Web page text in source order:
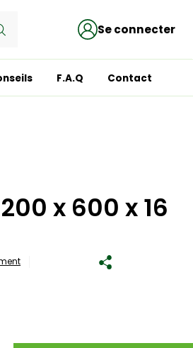
Se connecter
F.A.Q Contact
x 600 x 16